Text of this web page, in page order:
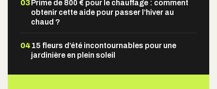
03Prime de 800 € pour le chauffage : comment
obtenir cette aide pour passer l’hiver au
chaud ?
04 15 fleurs d’été incontournables pour une
jardinière en plein soleil